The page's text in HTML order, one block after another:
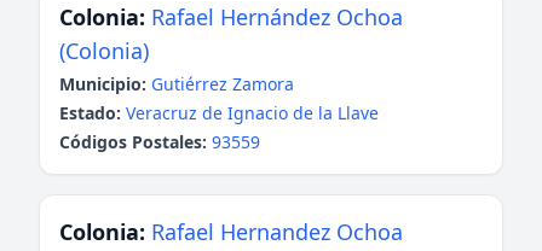
Colonia: Rafael Hernández Ochoa
(Colonia)
Municipio: Gutiérrez Zamora
Estado: Veracruz de Ignacio de la Llave
Códigos Postales: 93559
Colonia: Rafael Hernandez Ochoa